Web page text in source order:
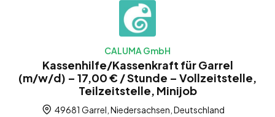
CALUMA GmbH
Kassenhilfe/Kassenkraft für Garrel
(m/w/d) – 17,00 € / Stunde – Vollzeitstelle,
Teilzeitstelle, Minijob
49681 Garrel, Niedersachsen, Deutschland